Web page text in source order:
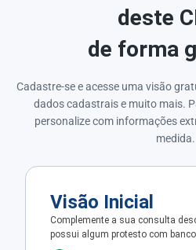
deste
de forma
Cadastre-se e acesse uma visão
dados cadastrais e muito mais.
personalize com informações
medida.
Visão Inicial
Complemente a sua consulta
possui algum protesto com